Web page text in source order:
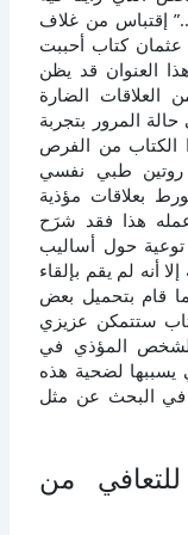
إقتباس من غلاف
عثمان كتاب أحببت
العنوان قد يظن
العلاقات الضارة
حالة المرور بتجربة
الكتاب من الفرص
روتين طبي نفسي
بعلاقات مؤذية
هذا فقد شرَح
توعية حول أساليب
أنه لم يقم بإلقاء
قام بتحميل بعض
ستتمكن عزيزي
المؤذي في
يسببها لضحية هذه
في البحث عن مثل
من